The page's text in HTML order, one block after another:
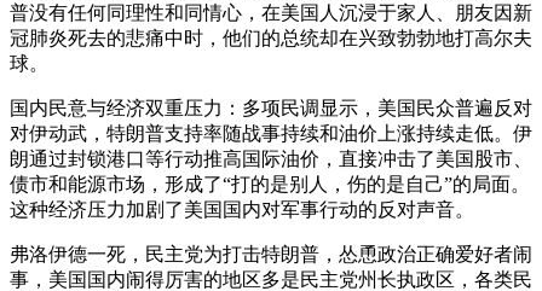
普没有任何同理性和同情心，在美国人沉浸于家人、朋友因新
冠肺炎死去的悲痛中时，他们的总统却在兴致勃勃地打高尔夫
球。
国内民意与经济双重压力：多项民调显示，美国民众普遍反对
对伊动武，特朗普支持率随战事持续和油价上涨持续走低。伊
朗通过封锁港口等行动推高国际油价，直接冲击了美国股市、
债市和能源市场，形成了“打的是别人，伤的是自己”的局面。
这种经济压力加剧了美国国内对军事行动的反对声音。
弗洛伊德一死，民主党为打击特朗普，怂恿政治正确爱好者闹
事，美国国内闹得厉害的地区多是民主党州长执政区，各类民